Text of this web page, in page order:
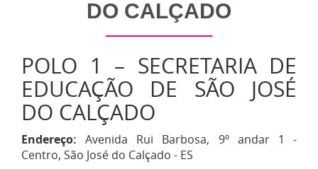
DO CALÇADO
POLO 1 – SECRETARIA DE
EDUCAÇÃO DE SÃO JOSÉ
DO CALÇADO
Endereço: Avenida Rui Barbosa, 9º andar 1 -
Centro, São José do Calçado - ES